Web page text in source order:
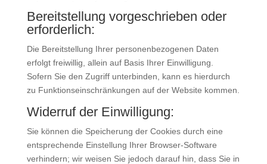
Bereitstellung vorgeschrieben oder
erforderlich:
Die Bereitstellung Ihrer personenbezogenen Daten
erfolgt freiwillig, allein auf Basis Ihrer Einwilligung.
Sofern Sie den Zugriff unterbinden, kann es hierdurch
zu Funktionseinschränkungen auf der Website kommen.
Widerruf der Einwilligung:
Sie können die Speicherung der Cookies durch eine
entsprechende Einstellung Ihrer Browser-Software
verhindern; wir weisen Sie jedoch darauf hin, dass Sie in